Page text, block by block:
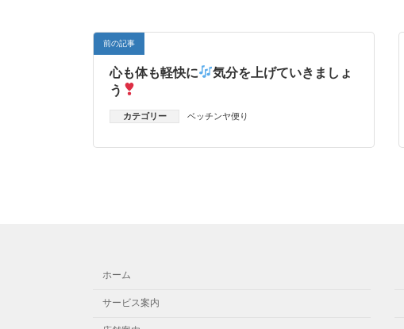
前の記事
心も体も軽快に
気分を上げていきましょ
う
カテゴリー ベッチンヤ便り
ホーム
サービス案内